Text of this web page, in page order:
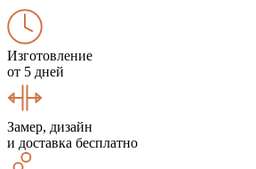
Изготовление
от 5 дней
Замер, дизайн
и доставка бесплатно